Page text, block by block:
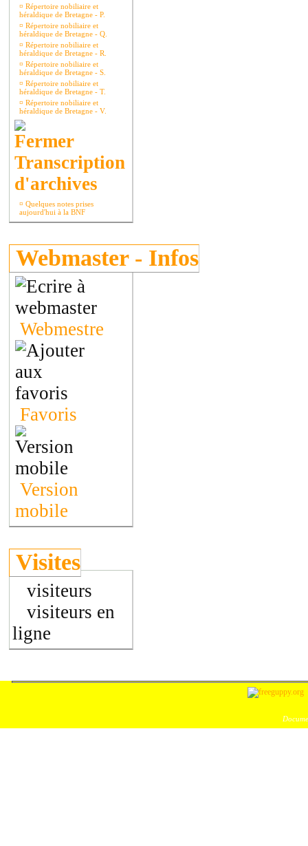
¤ Répertoire nobiliaire et
héraldique de Bretagne - P.
¤ Répertoire nobiliaire et
héraldique de Bretagne - Q.
¤ Répertoire nobiliaire et
héraldique de Bretagne - R.
¤ Répertoire nobiliaire et
héraldique de Bretagne - S.
¤ Répertoire nobiliaire et
héraldique de Bretagne - T.
¤ Répertoire nobiliaire et
héraldique de Bretagne - V.
Transcription
d'archives
¤ Quelques notes prises
aujourd'hui à la BNF
Webmaster - Infos
Webmestre
Favoris
Version
mobile
Visites
visiteurs
visiteurs en
ligne